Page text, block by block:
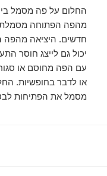
החלום על פה מסמל
מהפה הפתוחה מסמלת
חדשים. היציאה מהפה
יכול גם לייצג חוסר
עם הפה מחוסם או
או לדבר בחופשיות.
מסמל את הפתיחות